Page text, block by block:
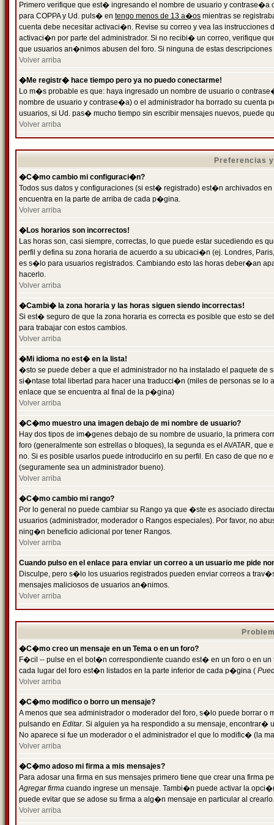
Primero verifique que est� ingresando el nombre de usuario y
para COPPA y Ud. puls� en tengo menos de 13 a�os mientras se
cuenta debe necesitar activaci�n. Revise su correo y vea las
activaci�n por parte del administrador. Si no recibi� un correo, verifique
que usuarios an�nimos abusen del foro. Si ninguna de estas
Volver arriba
�Me registr� hace tiempo pero ya no puedo conectarme!
Lo m�s probable es que: haya ingresado un nombre de usuario o
nombre de usuario y contrase�a) o el administrador ha borrado su
usuarios, si Ud. pas� mucho tiempo sin escribir mensajes nuevos, puede
Volver arriba
Preferencias
�C�mo cambio mi configuraci�n?
Todos sus datos y configuraciones (si est� registrado) est�n archivados
encuentra en la parte de arriba de cada p�gina.
Volver arriba
�Los horarios son incorrectos!
Las horas son, casi siempre, correctas, lo que puede estar sucediendo es
perfil y defina su zona horaria de acuerdo a su ubicaci�n (ej. Londres,
es s�lo para usuarios registrados. Cambiando esto las horas deber�an
hacerlo.
Volver arriba
�Cambi� la zona horaria y las horas siguen siendo incorrectas!
Si est� seguro de que la zona horaria es correcta es posible que esto se
para trabajar con estos cambios.
Volver arriba
�Mi idioma no est� en la lista!
�sto se puede deber a que el administrador no ha instalado el paquete
si�ntase total libertad para hacer una traducci�n (miles de personas se
enlace que se encuentra al final de la p�gina)
Volver arriba
�C�mo muestro una imagen debajo de mi nombre de usuario?
Hay dos tipos de im�genes debajo de su nombre de usuario, la primera
foro (generalmente son estrellas o bloques), la segunda es el AVATAR,
no. Si es posible usarlos puede introducirlo en su perfil. En caso de que
(seguramente sea un administrador bueno).
Volver arriba
�C�mo cambio mi rango?
Por lo general no puede cambiar su Rango ya que �ste es asociado
usuarios (administrador, moderador o Rangos especiales). Por favor, no
ning�n beneficio adicional por tener Rangos.
Volver arriba
Cuando pulso en el enlace para enviar un correo a un usuario me pide
Disculpe, pero s�lo los usuarios registrados pueden enviar correos a
mensajes maliciosos de usuarios an�nimos.
Volver arriba
�C�mo creo un mensaje en un Tema o en un foro?
F�cil -- pulse en el bot�n correspondiente cuando est� en un foro o en
cada lugar del foro est�n listados en la parte inferior de cada p�gina (
Volver arriba
�C�mo modifico o borro un mensaje?
A menos que sea administrador o moderador del foro, s�lo puede borrar o
pulsando en Editar. Si alguien ya ha respondido a su mensaje, encontrar�
No aparece si fue un moderador o el administrador el que lo modific� (la
Volver arriba
�C�mo adoso mi firma a mis mensajes?
Para adosar una firma en sus mensajes primero tiene que crear una firma
Agregar firma cuando ingrese un mensaje. Tambi�n puede activar la
puede evitar que se adose su firma a alg�n mensaje en particular al crearlo.
Volver arriba